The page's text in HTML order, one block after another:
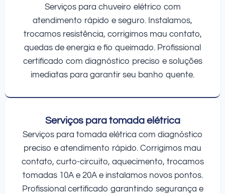
Serviços para chuveiro elétrico com
atendimento rápido e seguro. Instalamos,
trocamos resistência, corrigimos mau contato,
quedas de energia e fio queimado. Profissional
certificado com diagnóstico preciso e soluções
imediatas para garantir seu banho quente.
Serviços para tomada elétrica
Serviços para tomada elétrica com diagnóstico
preciso e atendimento rápido. Corrigimos mau
contato, curto-circuito, aquecimento, trocamos
tomadas 10A e 20A e instalamos novos pontos.
Profissional certificado garantindo segurança e